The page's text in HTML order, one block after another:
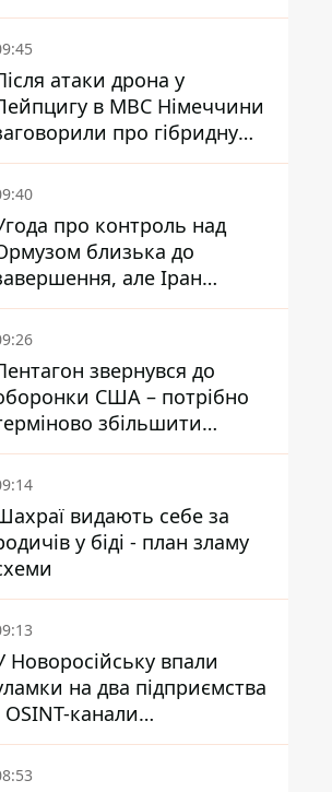
ділянок із заторами
атаки дрона у
в МВС Німеччини
про гібридну
– ми щоденно є ціллю
про контроль над
близька до
але Іран
нові вимоги – ЗМІ
подробиці
звернувся до
США – потрібно
збільшити
озброєнь
видають себе за
у біді - план зламу
Новоросійську впали
на два підприємства
OSINT-канали
удар по порту